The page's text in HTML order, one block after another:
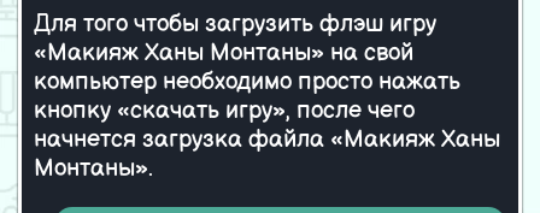
Для того чтобы загрузить флэш игру
«Макияж Ханы Монтаны» на свой
компьютер необходимо просто нажать
кнопку «скачать игру», после чего
начнется загрузка файла «Макияж Ханы
Монтаны».